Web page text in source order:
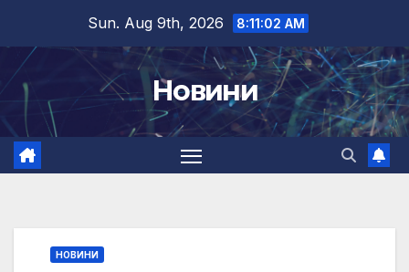
content
Sun. Aug 9th, 2026 8:11:03 AM
Новини
НОВИНИ